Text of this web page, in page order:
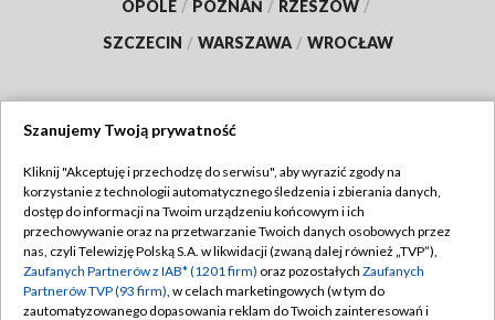
OPOLE / POZNAŃ / RZESZÓW /
SZCZECIN / WARSZAWA / WROCŁAW
TVP
Abonament TVP
Emisja w TVP
Centrum informacji TVP
Regulamin TVP
Polityka prywatności
Moje zgody
Szanujemy Twoją prywatność
Kliknij "Akceptuję i przechodzę do serwisu", aby wyrazić zgody na
korzystanie z technologii automatycznego śledzenia i zbierania danych,
dostęp do informacji na Twoim urządzeniu końcowym i ich
przechowywanie oraz na przetwarzanie Twoich danych osobowych przez
nas, czyli Telewizję Polską S.A. w likwidacji (zwaną dalej również „TVP”),
Zaufanych Partnerów z IAB* (1201 firm) oraz pozostałych Zaufanych
Partnerów TVP (93 firm), w celach marketingowych (w tym do
zautomatyzowanego dopasowania reklam do Twoich zainteresowań i